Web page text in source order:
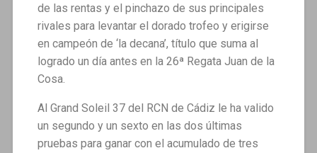
de las rentas y el pinchazo de sus principales
rivales para levantar el dorado trofeo y erigirse
en campeón de ‘la decana’, título que suma al
logrado un día antes en la 26ª Regata Juan de la
Cosa.
Al Grand Soleil 37 del RCN de Cádiz le ha valido
un segundo y un sexto en las dos últimas
pruebas para ganar con el acumulado de tres